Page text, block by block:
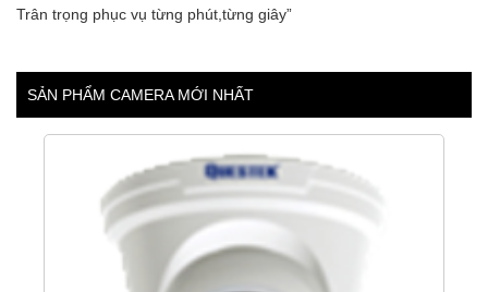
Trân trọng phục vụ từng phút,từng giây”
SẢN PHẨM CAMERA MỚI NHẤT